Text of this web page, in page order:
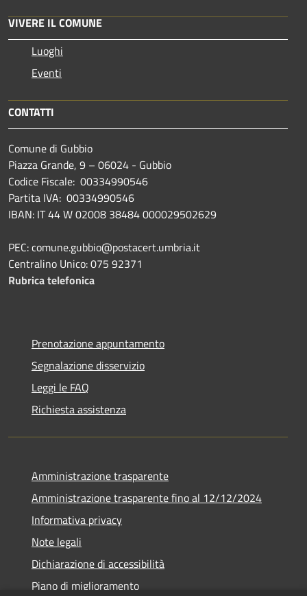
VIVERE IL COMUNE
Luoghi
Eventi
CONTATTI
Comune di Gubbio
Piazza Grande, 9 – 06024 - Gubbio
Codice Fiscale: 00334990546
Partita IVA: 00334990546
IBAN: IT 44 W 02008 38484 000029502629
PEC: comune.gubbio@postacert.umbria.it
Centralino Unico: 075 92371
Rubrica telefonica
Prenotazione appuntamento
Segnalazione disservizio
Leggi le FAQ
Richiesta assistenza
Amministrazione trasparente
Amministrazione trasparente fino al 12/12/2024
Informativa privacy
Note legali
Dichiarazione di accessibilità
Piano di miglioramento